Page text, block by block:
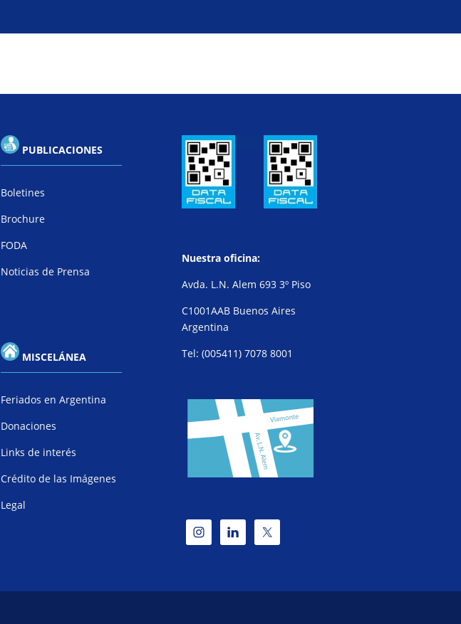
PUBLICACIONES
Boletines
Brochure
FODA
Noticias de Prensa
MISCELÁNEA
Feriados en Argentina
Donaciones
Links de interés
Crédito de las Imágenes
Legal
Nuestra oficina:
Avda. L.N. Alem 693 3º Piso
C1001AAB Buenos Aires
Argentina
Tel: (005411) 7078 8001